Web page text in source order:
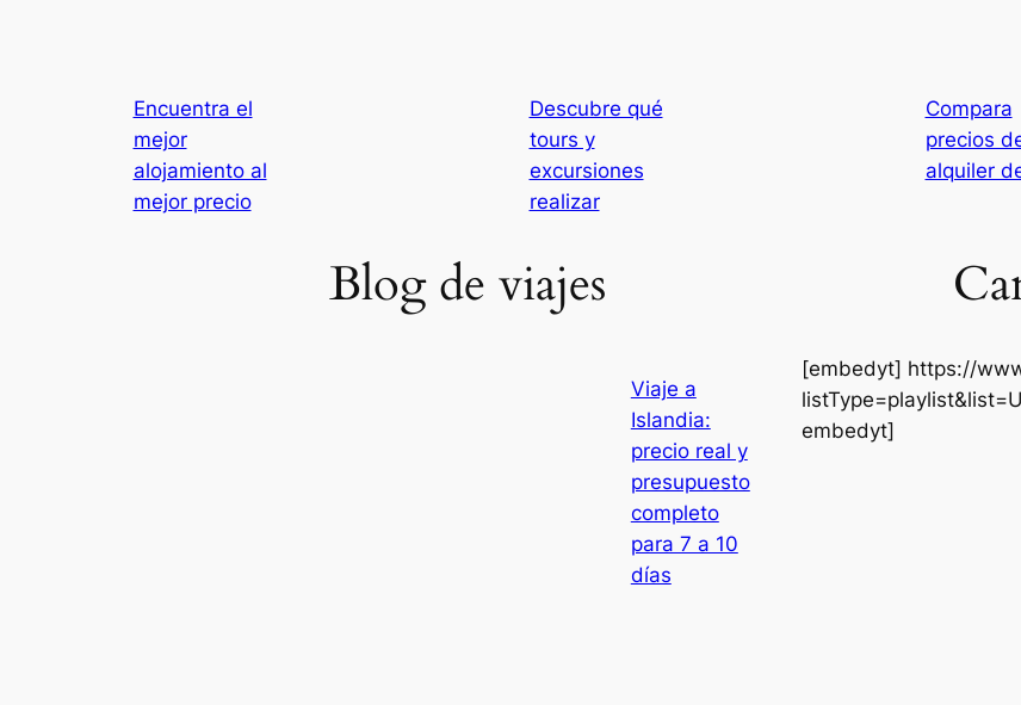
Encuentra el
mejor
alojamiento al
mejor precio
Descubre qué
tours y
excursiones
realizar
Compara
precios
alquiler
Blog de viajes
Viaje a
Islandia:
precio real y
presupuesto
completo
para 7 a 10
días
[embedyt] https://
embedyt]